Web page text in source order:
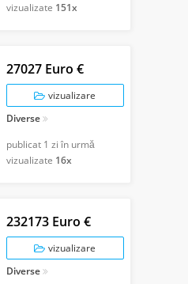
vizualizate 151x
27027 Euro €
vizualizare
Diverse
publicat 1 zi în urmă
vizualizate 16x
232173 Euro €
vizualizare
Diverse